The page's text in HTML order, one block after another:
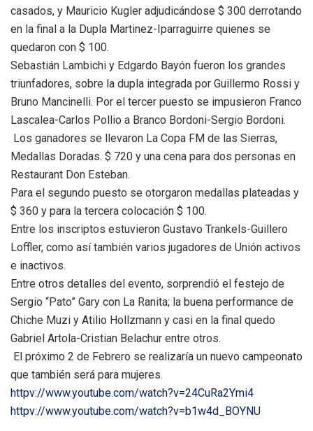
casados, y Mauricio Kugler adjudicándose $ 300 derrotando
en la final a la Dupla Martinez-Iparraguirre quienes se
quedaron con $ 100.
Sebastián Lambichi y Edgardo Bayón fueron los grandes
triunfadores, sobre la dupla integrada por Guillermo Rossi y
Bruno Mancinelli. Por el tercer puesto se impusieron Franco
Lascalea-Carlos Pollio a Branco Bordoni-Sergio Bordoni.
Los ganadores se llevaron La Copa FM de las Sierras,
Medallas Doradas. $ 720 y una cena para dos personas en
Restaurant Don Esteban.
Para el segundo puesto se otorgaron medallas plateadas y
$ 360 y para la tercera colocación $ 100.
Entre los inscriptos estuvieron Gustavo Trankels-Guillero
Loffler, como así también varios jugadores de Unión activos
e inactivos.
Entre otros detalles del evento, sorprendió el festejo de
Sergio “Pato” Gary con La Ranita; la buena performance de
Chiche Muzi y Atilio Hollzmann y casi en la final quedo
Gabriel Artola-Cristian Belachur entre otros.
El próximo 2 de Febrero se realizaría un nuevo campeonato
que también será para mujeres.
httpv://www.youtube.com/watch?v=24CuRa2Ymi4
httpv://www.youtube.com/watch?v=b1w4d_BOYNU